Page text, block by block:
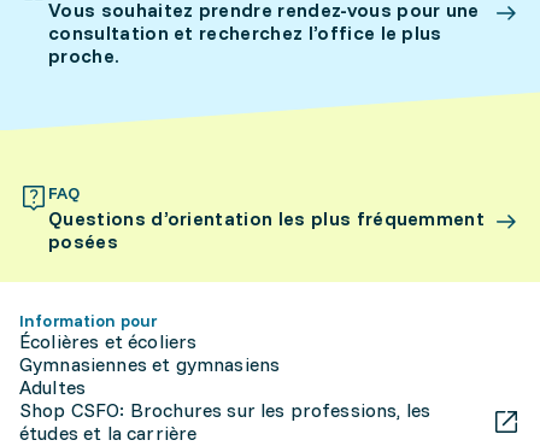
Vous souhaitez prendre rendez-vous pour une
consultation et recherchez l’office le plus
proche.
FAQ
Questions d’orientation les plus fréquemment
posées
Information pour
Écolières et écoliers
Gymnasiennes et gymnasiens
Adultes
Shop CSFO: Brochures sur les professions, les
études et la carrière